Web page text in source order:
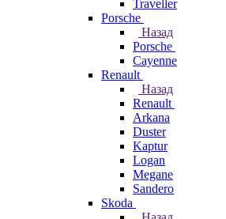
Traveller
Porsche
Назад
Porsche
Cayenne
Renault
Назад
Renault
Arkana
Duster
Kaptur
Logan
Megane
Sandero
Skoda